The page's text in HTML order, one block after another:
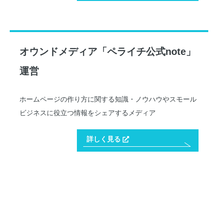
オウンドメディア「ペライチ公式note」
運営
ホームページの作り方に関する知識・ノウハウやスモール
ビジネスに役立つ情報をシェアするメディア
詳しく見る